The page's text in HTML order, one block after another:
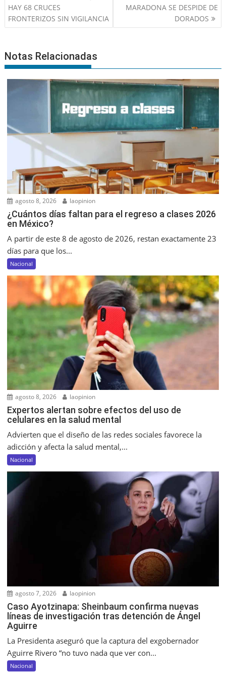
de
entradas
HAY 68 CRUCES
FRONTERIZOS SIN VIGILANCIA
MARADONA SE DESPIDE DE
DORADOS
Notas Relacionadas
agosto 8, 2026 laopinion
¿Cuántos días faltan para el regreso a clases 2026
en México?
A partir de este 8 de agosto de 2026, restan exactamente 23
días para que los...
Nacional
agosto 8, 2026 laopinion
Expertos alertan sobre efectos del uso de
celulares en la salud mental
Advierten que el diseño de las redes sociales favorece la
adicción y afecta la salud mental,...
Nacional
agosto 7, 2026 laopinion
Caso Ayotzinapa: Sheinbaum confirma nuevas
líneas de investigación tras detención de Ángel
Aguirre
La Presidenta aseguró que la captura del exgobernador
Aguirre Rivero “no tuvo nada que ver con...
Nacional